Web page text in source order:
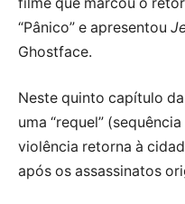
“Pânico” e apresentou
Ghostface.
Neste quinto capítulo
uma “requel”
violência retorna à
após os assassinatos